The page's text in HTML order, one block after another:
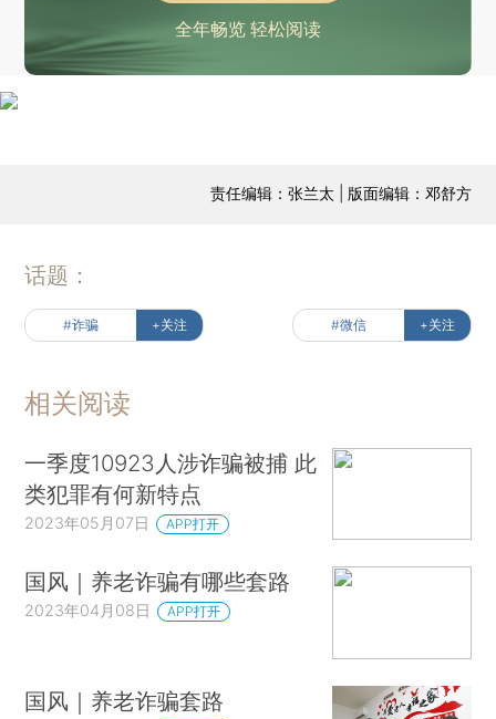
全年畅览 轻松阅读
责任编辑：张兰太 | 版面编辑：邓舒方
话题：
#诈骗 +关注 #微信 +关注
相关阅读
一季度10923人涉诈骗被捕 此
类犯罪有何新特点
2023年05月07日 APP打开
国风｜养老诈骗有哪些套路
2023年04月08日 APP打开
国风｜养老诈骗套路